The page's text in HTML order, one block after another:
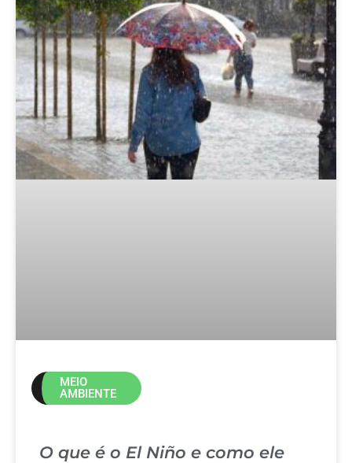
MEIO
AMBIENTE
O que é o El Niño e como ele